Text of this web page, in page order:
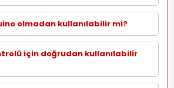
olmadan kullanılabilir mi?
için doğrudan kullanılabilir